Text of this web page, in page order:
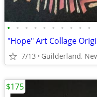
• • • • • • • • • •
"Hope" Art Collage
7/13 Guilderland,
$175